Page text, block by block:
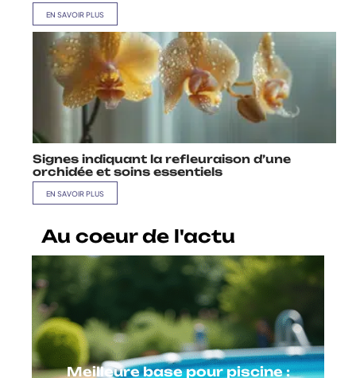
EN SAVOIR PLUS
Signes indiquant la refleuraison d’une
orchidée et soins essentiels
EN SAVOIR PLUS
Au coeur de l'actu
Meilleure base pour piscine :